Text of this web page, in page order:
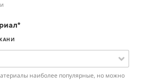
наиболее популярные, но можно